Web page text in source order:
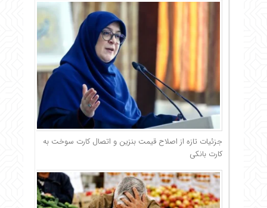
جزئیات تازه از اصلاح قیمت بنزین و اتصال کارت سوخت به
کارت بانکی